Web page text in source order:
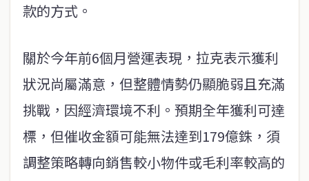
款的方式。
關於今年前6個月營運表現，拉克表示獲利
狀況尚屬滿意，但整體情勢仍顯脆弱且充滿
挑戰，因經濟環境不利。預期全年獲利可達
標，但催收金額可能無法達到179億銖，須
調整策略轉向銷售較小物件或毛利率較高的